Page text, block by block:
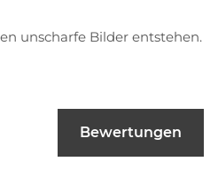
unscharfe Bilder entstehen.
Bewertungen